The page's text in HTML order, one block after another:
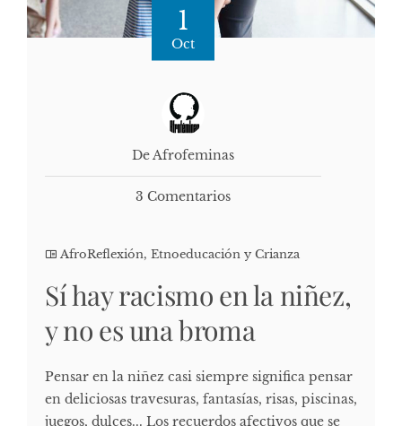
1
Oct
De Afrofeminas
3 Comentarios
AfroReflexión, Etnoeducación y Crianza
Sí hay racismo en la niñez,
y no es una broma
Pensar en la niñez casi siempre significa pensar
en deliciosas travesuras, fantasías, risas, piscinas,
juegos, dulces... Los recuerdos afectivos que se